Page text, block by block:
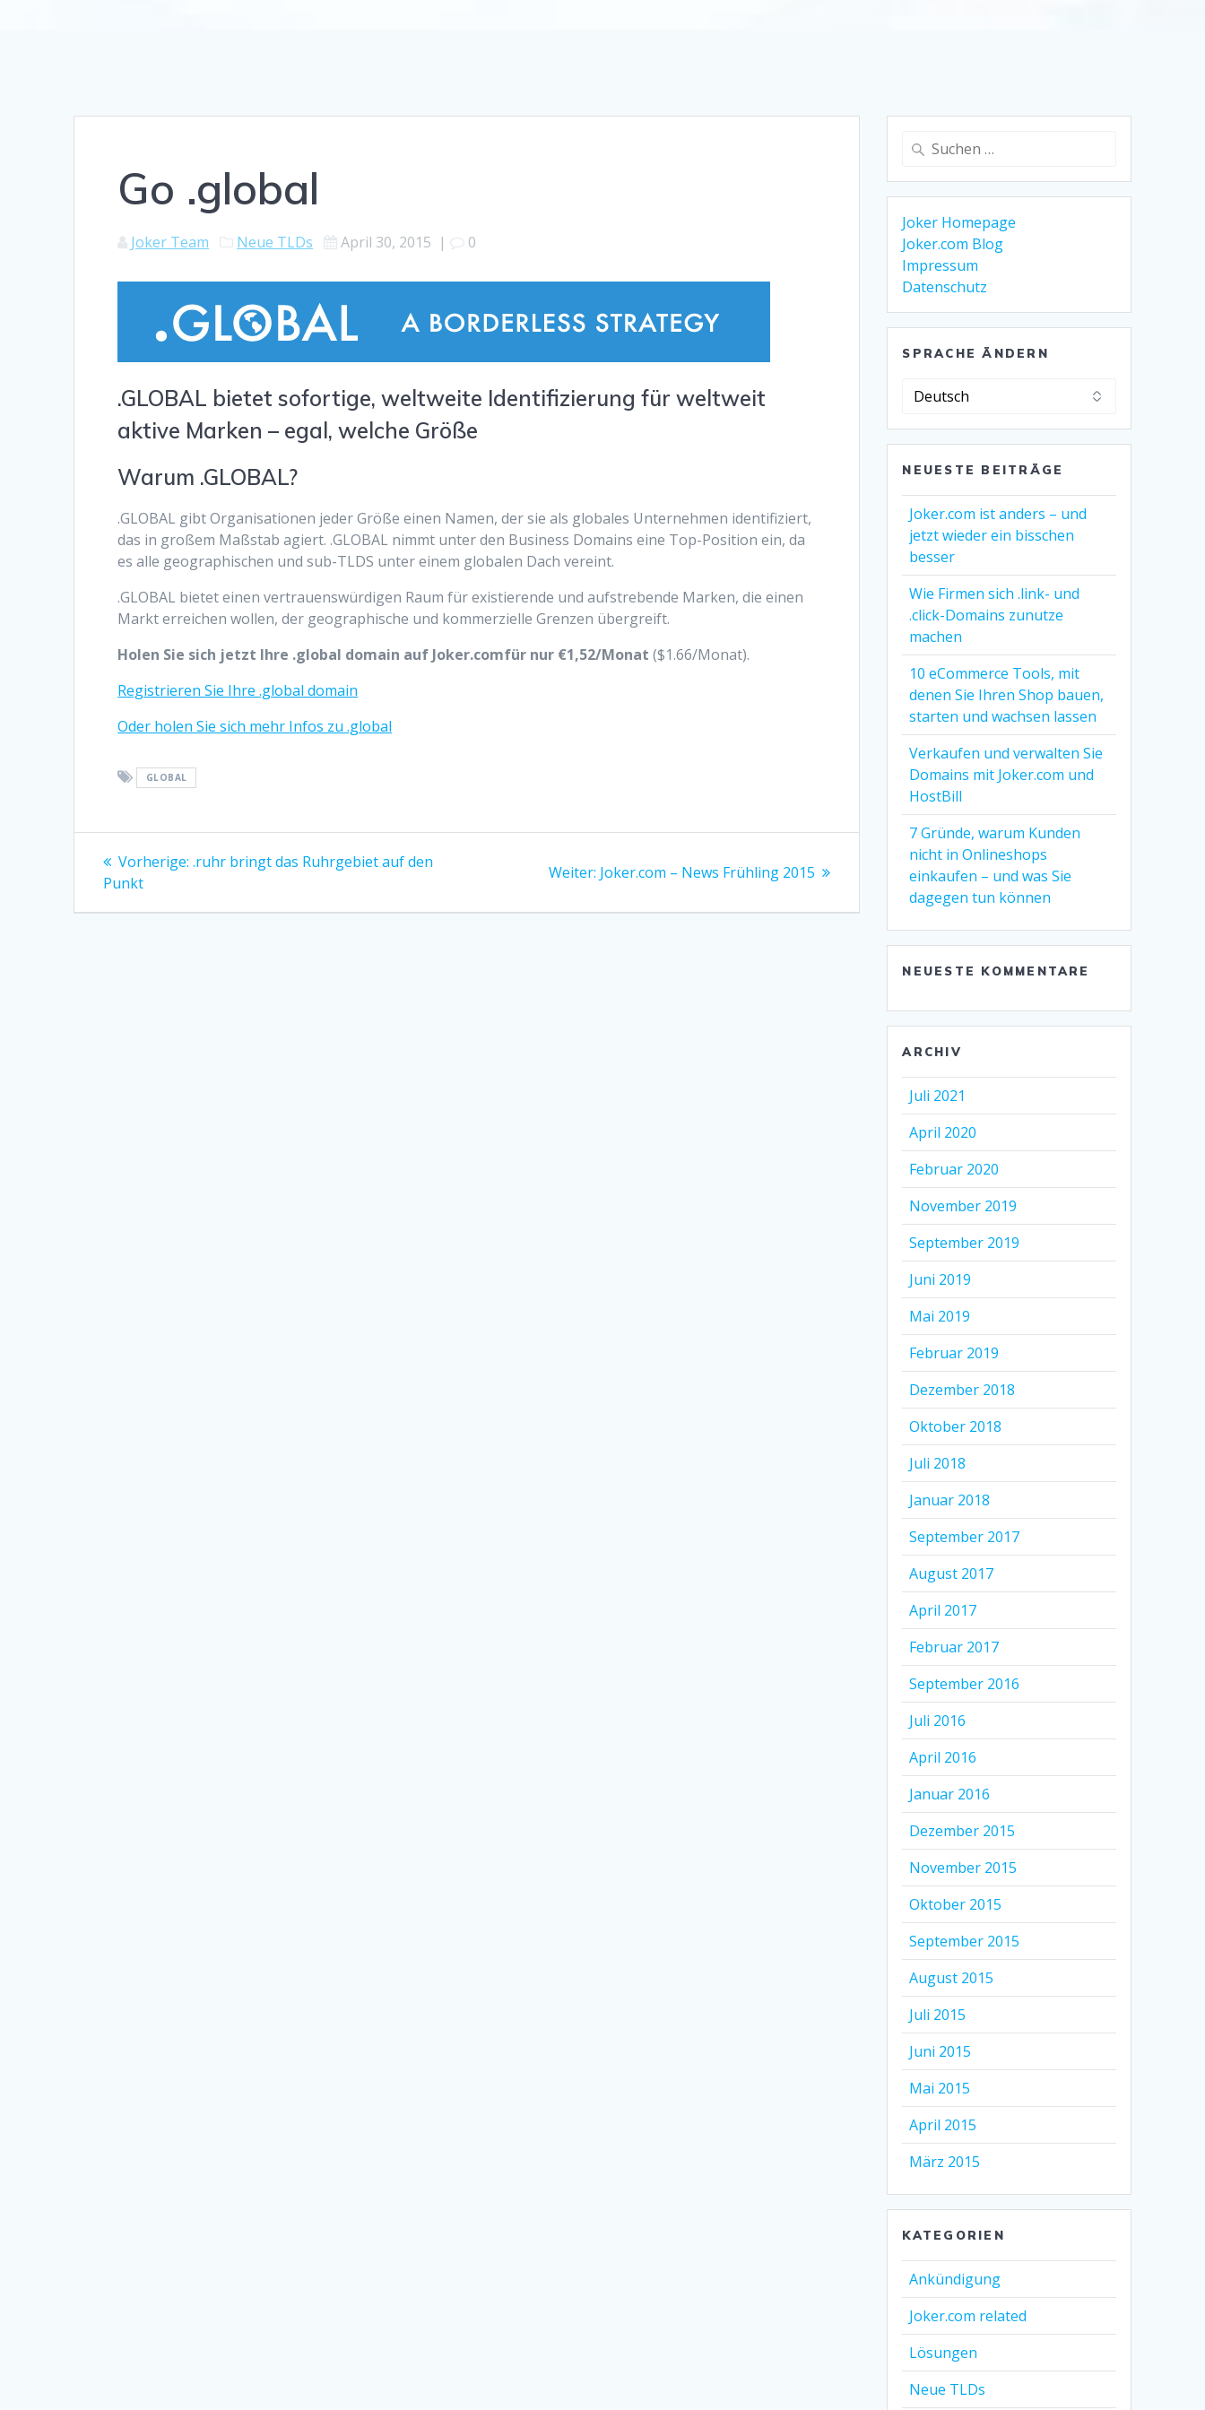
Go .global
Joker Team Neue TLDs April 30, 2015 | 0
.GLOBAL bietet sofortige, weltweite Identifizierung für weltweit
aktive Marken – egal, welche Größe
Warum .GLOBAL?
.GLOBAL gibt Organisationen jeder Größe einen Namen, der sie als globales Unternehmen identifiziert,
das in großem Maßstab agiert. .GLOBAL nimmt unter den Business Domains eine Top-Position ein, da
es alle geographischen und sub-TLDS unter einem globalen Dach vereint.
.GLOBAL bietet einen vertrauenswürdigen Raum für existierende und aufstrebende Marken, die einen
Markt erreichen wollen, der geographische und kommerzielle Grenzen übergreift.
Holen Sie sich jetzt Ihre .global domain auf Joker.comfür nur €1,52/Monat ($1.66/Monat).
Registrieren Sie Ihre .global domain
Oder holen Sie sich mehr Infos zu .global
GLOBAL
Beitragsnavigation
Vorherige: Vorheriger
.ruhr bringt das Ruhrgebiet auf den
Punkt
Weiter: Nächster
Joker.com – News Frühling 2015
Suche
nach:
Joker Homepage
Joker.com Blog
Impressum
Datenschutz
SPRACHE ÄNDERN
Sprache
NEUESTE BEITRÄGE
Joker.com ist anders – und
jetzt wieder ein bisschen
besser
Wie Firmen sich .link- und
.click-Domains zunutze
machen
10 eCommerce Tools, mit
denen Sie Ihren Shop bauen,
starten und wachsen lassen
Verkaufen und verwalten Sie
Domains mit Joker.com und
HostBill
7 Gründe, warum Kunden
nicht in Onlineshops
einkaufen – und was Sie
dagegen tun können
NEUESTE KOMMENTARE
ARCHIV
Juli 2021
April 2020
Februar 2020
November 2019
September 2019
Juni 2019
Mai 2019
Februar 2019
Dezember 2018
Oktober 2018
Juli 2018
Januar 2018
September 2017
August 2017
April 2017
Februar 2017
September 2016
Juli 2016
April 2016
Januar 2016
Dezember 2015
November 2015
Oktober 2015
September 2015
August 2015
Juli 2015
Juni 2015
Mai 2015
April 2015
März 2015
KATEGORIEN
Ankündigung
Joker.com related
Lösungen
Neue TLDs